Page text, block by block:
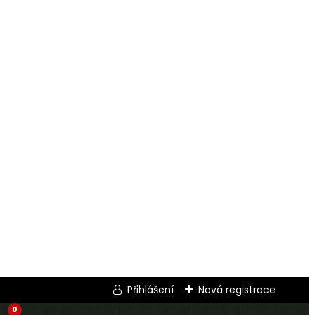
Přihlášení Nová registrace
0